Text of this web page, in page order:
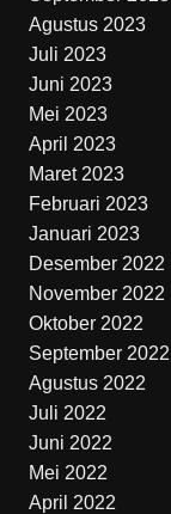
Agustus 2023
Juli 2023
Juni 2023
Mei 2023
April 2023
Maret 2023
Februari 2023
Januari 2023
Desember 2022
November 2022
Oktober 2022
September 2022
Agustus 2022
Juli 2022
Juni 2022
Mei 2022
April 2022